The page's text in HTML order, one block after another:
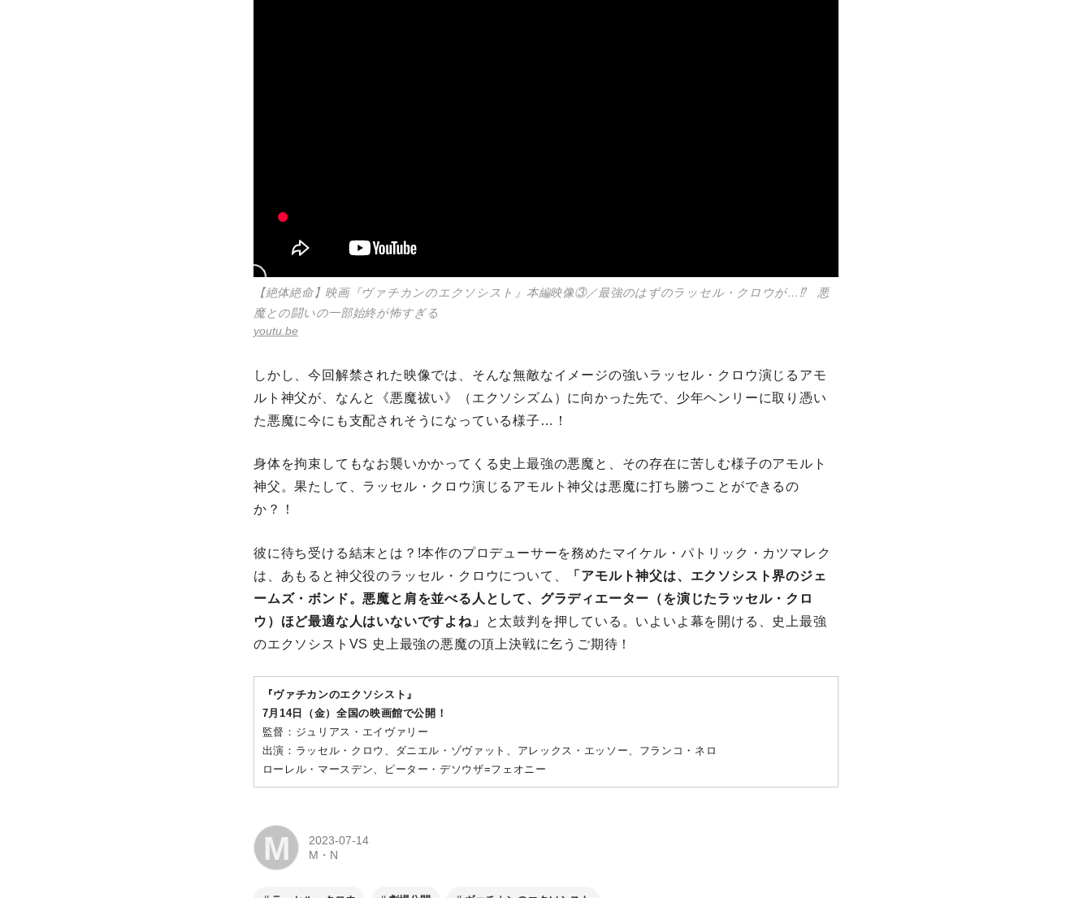
【絶体絶命】映画『ヴァチカンのエクソシスト』本編映像③／最強のはずのラッセル・クロウが…⁉ 悪
魔との闘いの一部始終が怖すぎる
youtu.be
しかし、今回解禁された映像では、そんな無敵なイメージの強いラッセル・クロウ演じるアモ
ルト神父が、なんと《悪魔祓い》（エクソシズム）に向かった先で、少年ヘンリーに取り憑い
た悪魔に今にも支配されそうになっている様子…！
身体を拘束してもなお襲いかかってくる史上最強の悪魔と、その存在に苦しむ様子のアモルト
神父。果たして、ラッセル・クロウ演じるアモルト神父は悪魔に打ち勝つことができるの
か？！
彼に待ち受ける結末とは？!本作のプロデューサーを務めたマイケル・パトリック・カツマレク
は、あもると神父役のラッセル・クロウについて、
「アモルト神父は、エクソシスト界のジェ
ームズ・ボンド。悪魔と肩を並べる人として、グラディエーター（を演じたラッセル・クロ
ウ）ほど最適な人はいないですよね」
と太鼓判を押している。いよいよ幕を開ける、史上最強
のエクソシストVS 史上最強の悪魔の頂上決戦に乞うご期待！
『ヴァチカンのエクソシスト』
7月14日（金）全国の映画館で公開！
監督：ジュリアス・エイヴァリー
出演：ラッセル・クロウ、ダニエル・ゾヴァット、アレックス・エッソー、フランコ・ネロ
ローレル・マースデン、ピーター・デソウザ=フェオニー
M
2023-07-14
M・N